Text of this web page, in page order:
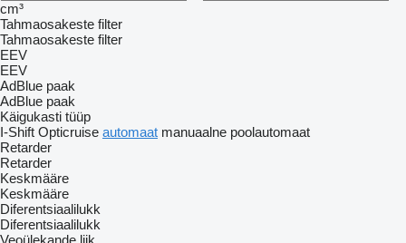
cm³
Tahmaosakeste filter
Tahmaosakeste filter
EEV
EEV
AdBlue paak
AdBlue paak
Käigukasti tüüp
I-Shift Opticruise automaat manuaalne poolautomaat
Retarder
Retarder
Keskmääre
Keskmääre
Diferentsiaalilukk
Diferentsiaalilukk
Veoülekande liik